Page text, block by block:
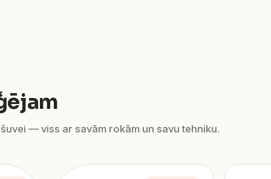
— viss ar savām rokām un savu tehniku.